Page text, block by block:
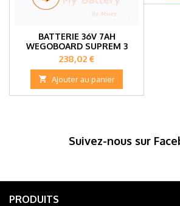
BATTERIE 36V 7AH
WEGOBOARD SUPREM 3
Prix
238,02 €
 Ajouter au panier
Suivez-nous sur
PRODUITS